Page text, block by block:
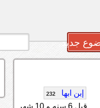
جديد
إبن ابها 232
قبل 6 سنه و 10 شهر